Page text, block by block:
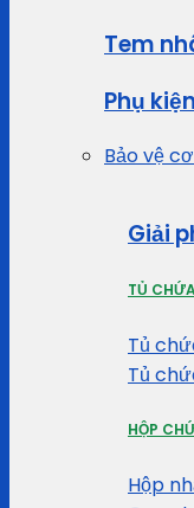
Tem
Phụ kiện
Bảo vệ
Giải
TỦ
Tủ
Tủ
HỘP
Hộp